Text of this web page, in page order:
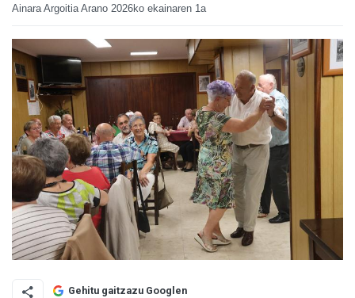
Ainara Argoitia Arano 2026ko ekainaren 1a
Gehitu gaitzazu Googlen